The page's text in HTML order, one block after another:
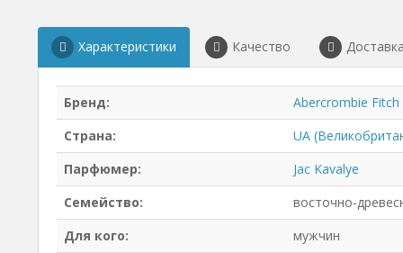
Характеристики Качество
Бренд:
Abercrombie Fitch
Страна:
UA
Парфюмер:
Jac Kavalye
Семейство:
восточно-
Для кого:
мужчин